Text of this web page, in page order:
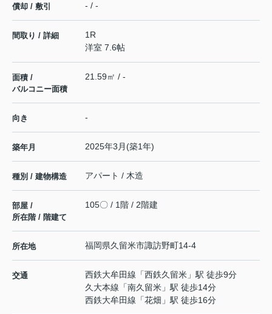
償却 / 敷引 - / -
間取り / 詳細
1R
洋室 7.6帖
面積 /
バルコニー面積
21.59㎡ / -
向き -
築年月 2025年3月(築1年)
種別 / 建物構造 アパート / 木造
部屋 /
所在階 / 階建て
105〇 / 1階 / 2階建
所在地 福岡県久留米市諏訪野町14-4
交通 西鉄大牟田線 「西鉄久留米 」駅 徒歩9分
久大本線 「南久留米 」駅 徒歩14分
西鉄大牟田線 「花畑 」駅 徒歩16分